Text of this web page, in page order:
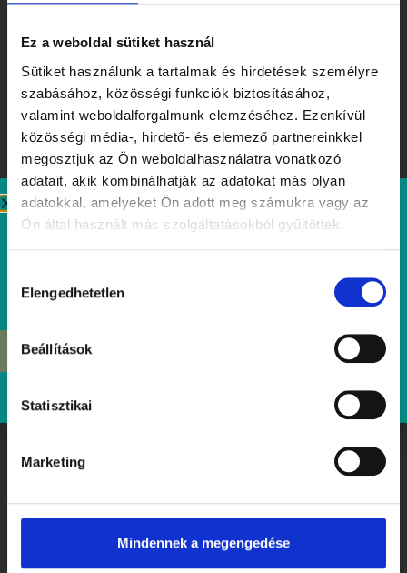
Ez a weboldal sütiket használ
Sütiket használunk a tartalmak és hirdetések személyre
szabásához, közösségi funkciók biztosításához,
valamint weboldalforgalmunk elemzéséhez. Ezenkívül
közösségi média-, hirdető- és elemező partnereinkkel
megosztjuk az Ön weboldalhasználatra vonatkozó
adatait, akik kombinálhatják az adatokat más olyan
adatokkal, amelyeket Ön adott meg számukra vagy az
Ön által használt más szolgáltatásokból gyűjtöttek.
kiválasztása
Elengedhetetlen
Beállítások
Statisztikai
Marketing
Mindennek a megengedése
Ízek, amiket érdemes megjegyezni – Tibidabo Kóstolóhét a
nyár tiszteletére
Ballagás, ahogyan megérdemled: ünnepelj stílusosan és
gluténmentesen a Tibidabóban
Elolvasom
ÉRDEKEL